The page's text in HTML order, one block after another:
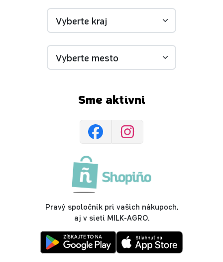
Sme aktívni
Pravý spoločník pri vašich nákupoch,
aj v sieti MILK-AGRO.